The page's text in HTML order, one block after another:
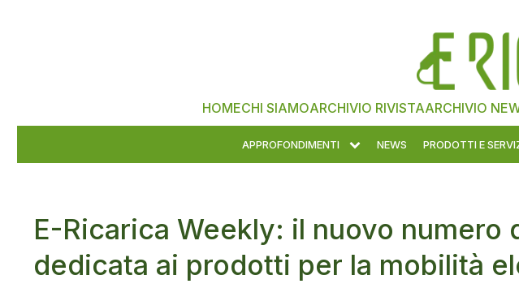
HOMECHI SIAMOARCHIVIO RIVISTAARCHIVIO
APPROFONDIMENTI NEWS PRODOTTI E
E-Ricarica Weekly: il nuovo numero
dedicata ai prodotti per la mobilità